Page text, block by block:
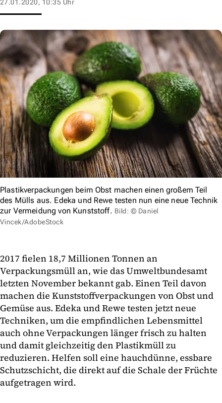
27.01.2020, 10:35 Uhr
Plastikverpackungen beim Obst machen einen großem Teil
des Mülls aus. Edeka und Rewe testen nun eine neue Technik
zur Vermeidung von Kunststoff. Bild: © Daniel
Vincek/AdobeStock
2017 fielen 18,7 Millionen Tonnen an
Verpackungsmüll an, wie das Umweltbundesamt
letzten November bekannt gab. Einen Teil davon
machen die Kunststoffverpackungen von Obst und
Gemüse aus. Edeka und Rewe testen jetzt neue
Techniken, um die empfindlichen Lebensmittel
auch ohne Verpackungen länger frisch zu halten
und damit gleichzeitig den Plastikmüll zu
reduzieren. Helfen soll eine hauchdünne, essbare
Schutzschicht, die direkt auf die Schale der Früchte
aufgetragen wird.